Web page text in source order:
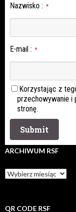
Nazwisko : *
E-mail : *
Korzystając z
przechowywanie i
stronę.
ARCHIWUM RSF
Archiwum
rsf
QR CODE RSF